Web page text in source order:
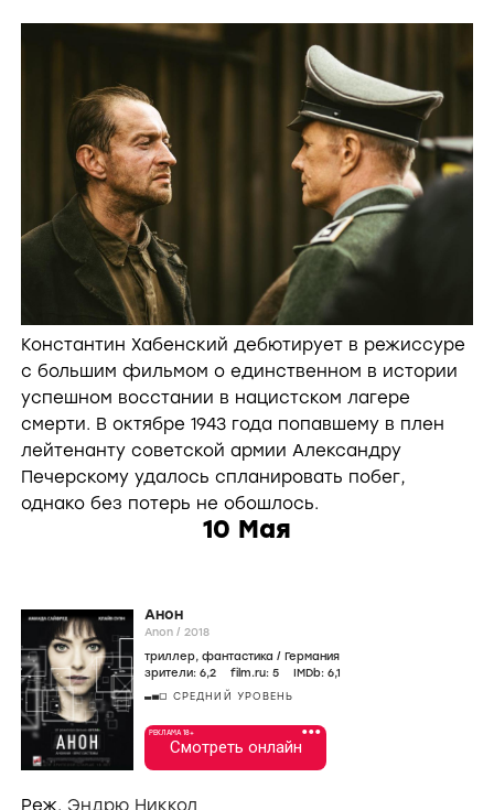
Константин Хабенский дебютирует в режиссуре
с большим фильмом о единственном в истории
успешном восстании в нацистском лагере
смерти. В октябре 1943 года попавшему в плен
лейтенанту советской армии Александру
Печерскому удалось спланировать побег,
однако без потерь не обошлось.
10 Мая
Анон
Anon / 2018
триллер, фантастика / Германия
зрители: 6,2 film.ru: 5 IMDb: 6,1
СРЕДНИЙ УРОВЕНЬ
•••
РЕКЛАМА 18+
Смотреть онлайн
Реж. Эндрю Никкол